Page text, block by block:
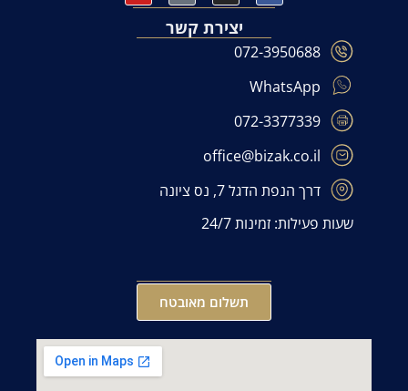
יצירת קשר
072-3950688
WhatsApp
072-3377339
office@bizak.co.il
דרך הנפת הדגל 7, נס ציונה
שעות פעילות: זמינות 24/7
תשלום מאובטח